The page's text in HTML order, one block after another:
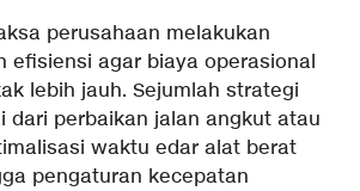
perusahaan melakukan
efisiensi agar biaya operasional
lebih jauh. Sejumlah strategi
dari perbaikan jalan angkut atau
waktu edar alat berat
pengaturan kecepatan